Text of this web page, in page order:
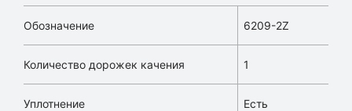
Обозначение 6209-2Z
Количество дорожек качения 1
Уплотнение Есть